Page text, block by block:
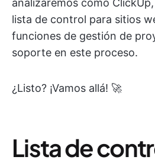
analizaremos cómo
lista de control para sitios
funciones de gestión de
soporte en este proceso.
¿Listo? ¡Vamos allá! 🚀
Lista de